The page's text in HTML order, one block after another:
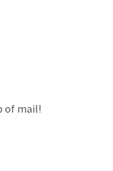
of mail!